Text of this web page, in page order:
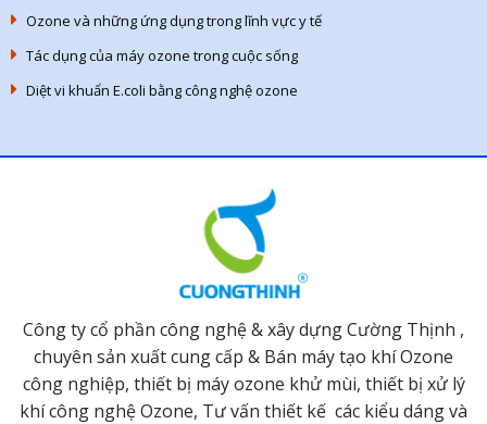
Ozone và những ứng dụng trong lĩnh vực y tế
Tác dụng của máy ozone trong cuộc sống
Diệt vi khuẩn E.coli bằng công nghệ ozone
Công ty cổ phần công nghệ & xây dựng Cường Thịnh ,
chuyên sản xuất cung cấp & Bán máy tạo khí Ozone
công nghiệp, thiết bị máy ozone khử mùi, thiết bị xử lý
khí công nghệ Ozone, Tư vấn thiết kế các kiểu dáng và